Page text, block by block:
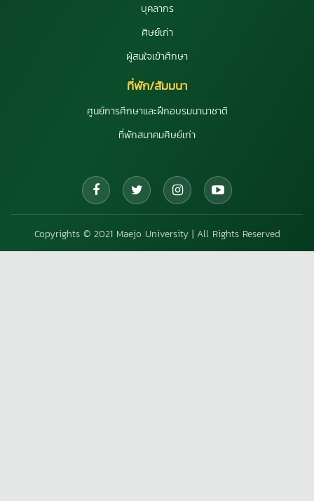
บุคลากร
ศิษย์เก่า
ผู้สนใจเข้าศึกษา
ที่พัก/สัมมนา
ศูนย์การศึกษาและฝึกอบรมนานาชาติ
ที่พักสมาคมศิษย์เก่า
Copyrights © 2021 Maejo University | All Rights Reserved